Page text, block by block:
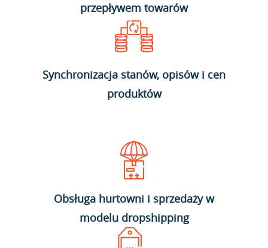
przepływem towarów
Synchronizacja stanów, opisów i cen
produktów
Obsługa hurtowni i sprzedaży w
modelu dropshipping